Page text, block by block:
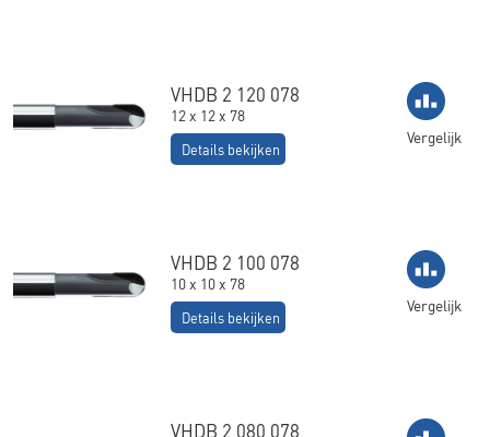
VHDB 2 120 078
12 x 12 x 78
Details bekijken
Vergelijk
VHDB 2 100 078
10 x 10 x 78
Details bekijken
Vergelijk
VHDB 2 080 078